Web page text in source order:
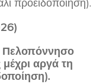
προειδοποίηση).
Πελοπόννησο
αργά τη